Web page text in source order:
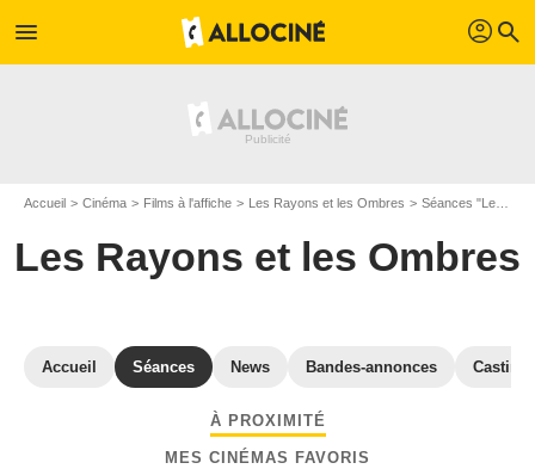
menu profil search
Accueil Cinéma Films à l'affiche Les Rayons et les Ombres Séances "Les Rayons et les Ombres" Marseille
Les Rayons et les Ombres
Accueil Séances News Bandes-annonces Casting
À PROXIMITÉ
MES CINÉMAS FAVORIS